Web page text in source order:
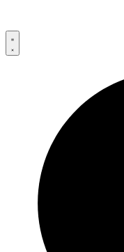
treści